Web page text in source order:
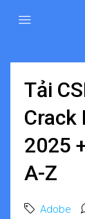
Tải
Crack
2025
A-Z
Adobe